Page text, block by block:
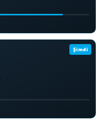
Şimdi